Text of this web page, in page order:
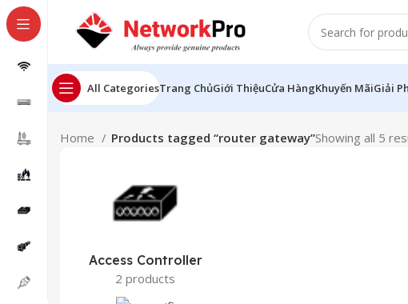
All CategoriesTrang ChủGiới ThiệuCửa HàngKhuyến MãiGiải
Home Products tagged “router gateway”Showing all 5
Access Controller
2 products